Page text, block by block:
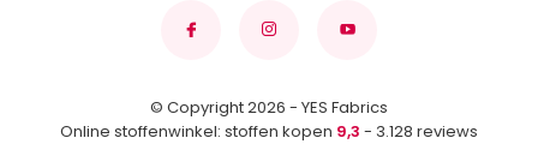
© Copyright 2026 - YES Fabrics
Online stoffenwinkel: stoffen kopen 9,3 - 3.128 reviews